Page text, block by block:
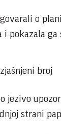
o
pokazala ga
broj
jezivo
strani